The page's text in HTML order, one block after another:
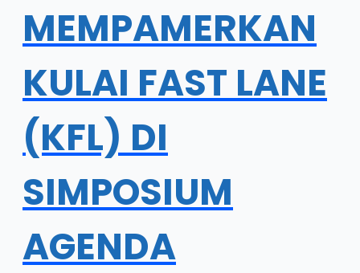
MEMPAMERKAN
KULAI FAST LANE
(KFL) DI
SIMPOSIUM
AGENDA